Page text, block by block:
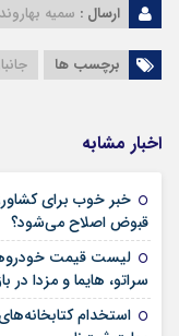
ارسال : سمیه
برچسب ها
اخبار مشابه
قبوض اصلاح می‌شود؟
لیست قیمت
سراتو، هایما و مزدا در
استخدام